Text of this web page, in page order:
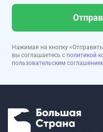
Нажимая на кнопку «Отправить
вы соглашаетесь с политикой
пользовательским